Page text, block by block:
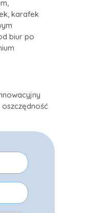
karafek
biur po